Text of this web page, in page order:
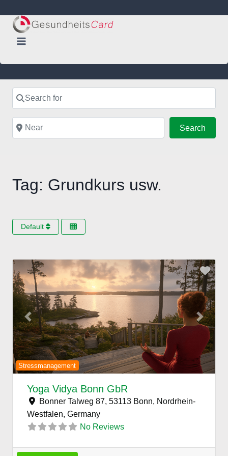
content
Search for
Near
Search
Tag: Grundkurs usw.
Default
Stressmanagement
Previous Next
Yoga Vidya Bonn GbR
Bonner Talweg 87, 53113 Bonn, Nordrhein-
Westfalen, Germany
No Reviews